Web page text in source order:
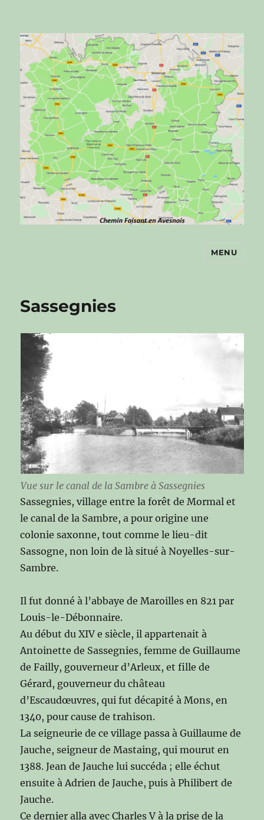
Chemin faisant en Avesnois
MENU
Sassegnies
Vue sur le canal de la Sambre à Sassegnies
Sassegnies, village entre la forêt de Mormal et
le canal de la Sambre, a pour origine une
colonie saxonne, tout comme le lieu-dit
Sassogne, non loin de là situé à Noyelles-sur-
Sambre.
Il fut donné à l’abbaye de Maroilles en 821 par
Louis-le-Débonnaire.
Au début du XIV e siècle, il appartenait à
Antoinette de Sassegnies, femme de Guillaume
de Failly, gouverneur d’Arleux, et fille de
Gérard, gouverneur du château
d’Escaudœuvres, qui fut décapité à Mons, en
1340, pour cause de trahison.
La seigneurie de ce village passa à Guillaume de
Jauche, seigneur de Mastaing, qui mourut en
1388. Jean de Jauche lui succéda ; elle échut
ensuite à Adrien de Jauche, puis à Philibert de
Jauche.
Ce dernier alla avec Charles V à la prise de la